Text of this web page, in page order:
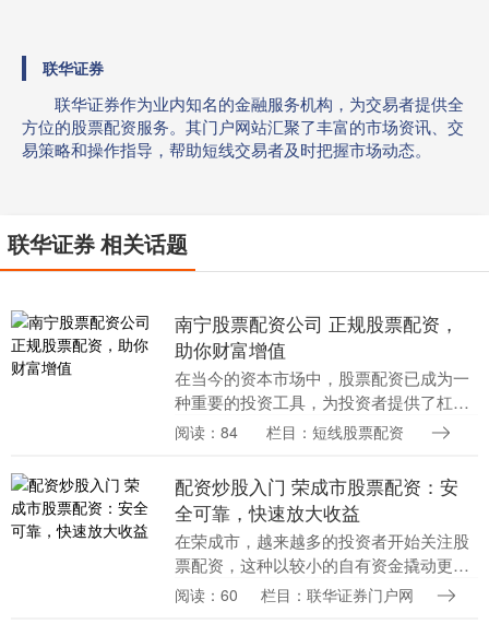
联华证券
联华证券作为业内知名的金融服务机构，为交易者提供全
方位的股票配资服务。其门户网站汇聚了丰富的市场资讯、交
易策略和操作指导，帮助短线交易者及时把握市场动态。
联华证券 相关话题
南宁股票配资公司 正规股票配资，
助你财富增值
在当今的资本市场中，股票配资已成为一
种重要的投资工具，为投资者提供了杠杆
效应，助力财富增值。正规股票配资平
为投资者提供安全可....
阅读：84 栏目：短线股票配资
配资炒股入门 荣成市股票配资：安
全可靠，快速放大收益
在荣成市，越来越多的投资者开始关注股
票配资，这种以较小的自有资金撬动更大
投资额的金融工具，为投资者提供了快速
阅读：60 栏目：联华证券门户网